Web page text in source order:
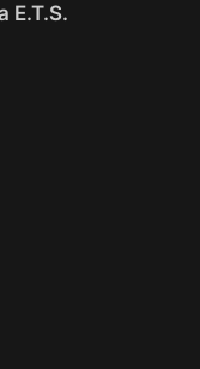
E.T.S.